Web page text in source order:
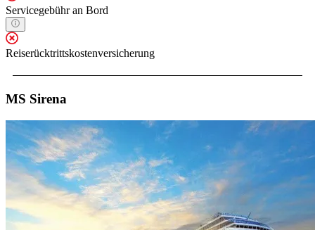
Servicegebühr an Bord
Reiserücktrittskostenversicherung
MS Sirena